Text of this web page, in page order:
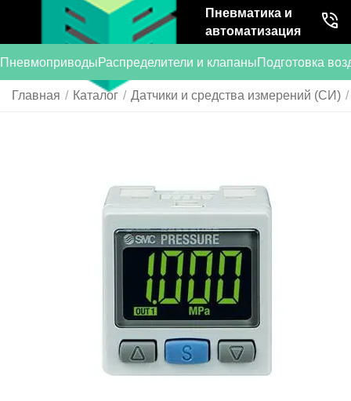
Пневматика и
автоматизация
ПневмоприводыРаспределители и клапаныПодготовка
Главная / Каталог / Датчики и средства измерений (СИ) /